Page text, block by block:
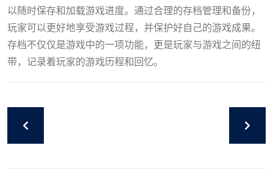
以随时保存和加载游戏进度。通过合理的存档管理和备份，
玩家可以更好地享受游戏过程，并保护好自己的游戏成果。
存档不仅仅是游戏中的一项功能，更是玩家与游戏之间的纽
带，记录着玩家的游戏历程和回忆。